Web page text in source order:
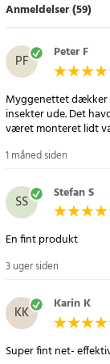
- Produkttype:
- Materiale: 100 %
- Diameter
- Diameter
- Kan vaskes i
- Montering:
Anmeldelser (59)
PF Peter F
Myggenettet dækker
insekter ude. Det
været monteret lidt
1 måned siden
SS Stefan S
En fint produkt
3 uger siden
KK Karin K
Super fint net-